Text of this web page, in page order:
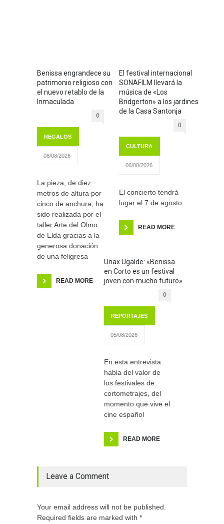
Benissa engrandece su
patrimonio religioso con
el nuevo retablo de la
Inmaculada
0
REGALOS
08/08/2026
La pieza, de diez
metros de altura por
cinco de anchura, ha
sido realizada por el
taller Arte del Olmo
de Elda gracias a la
generosa donación
de una feligresa
READ MORE
El festival internacional
SONAFILM llevará la
música de «Los
Bridgerton» a los jardines
de la Casa Santonja
0
CULTURA
06/08/2026
El concierto tendrá
lugar el 7 de agosto
READ MORE
Unax Ugalde: «Benissa
en Corto es un festival
joven con mucho futuro»
0
REPORTAJES
05/08/2026
En esta entrevista
habla del valor de
los festivales de
cortometrajes, del
momento que vive el
cine español
READ MORE
Leave a Comment
Your email address will not be published.
Required fields are marked with *